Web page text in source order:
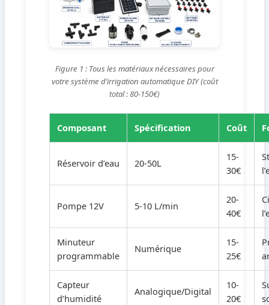
Figure 1 : Tous les matériaux nécessaires pour
votre système d’irrigation automatique DIY (coût
total : 80-150€)
Composant Spécification Coût
Réservoir d’eau 20-50L
15-
30€
Pompe 12V 5-10 L/min
20-
40€
Minuteur
programmable
Numérique
15-
25€
Capteur
d’humidité
Analogique/Digital
10-
20€